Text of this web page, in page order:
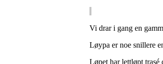
Vi drar i gang en
Løypa er noe snillere
Løpet har lettløpt